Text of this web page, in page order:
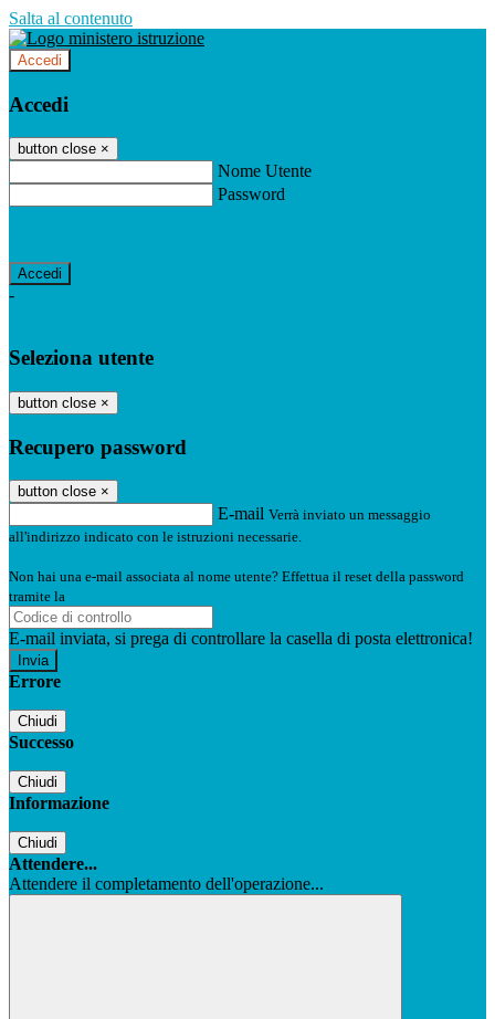
Salta al contenuto
Accedi
Accedi
button close ×
Nome Utente
Password
-
Seleziona utente
button close ×
Recupero password
button close ×
E-mail Verrà inviato un messaggio
all'indirizzo indicato con le istruzioni necessarie.
Non hai una e-mail associata al nome utente? Effettua il reset della password
tramite la
E-mail inviata, si prega di controllare la casella di posta elettronica!
Errore
Chiudi
Successo
Chiudi
Informazione
Chiudi
Attendere...
Attendere il completamento dell'operazione...